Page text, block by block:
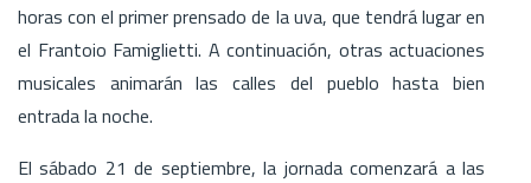
horas con el primer prensado de la uva, que tendrá lugar en
el Frantoio Famiglietti. A continuación, otras actuaciones
musicales animarán las calles del pueblo hasta bien
entrada la noche.
El sábado 21 de septiembre, la jornada comenzará a las